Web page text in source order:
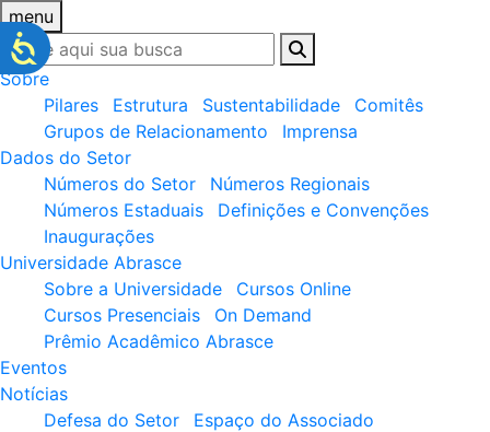
menu
Sobre
Pilares
Estrutura Sustentabilidade
Comitês
Grupos de Relacionamento
Imprensa
Dados do Setor
Números do Setor
Números Regionais
Números Estaduais
Definições e Convenções
Inaugurações
Universidade Abrasce
Sobre a Universidade
Cursos Online
Cursos Presenciais
On Demand
Prêmio Acadêmico Abrasce
Eventos
Notícias
Defesa do Setor
Espaço do Associado